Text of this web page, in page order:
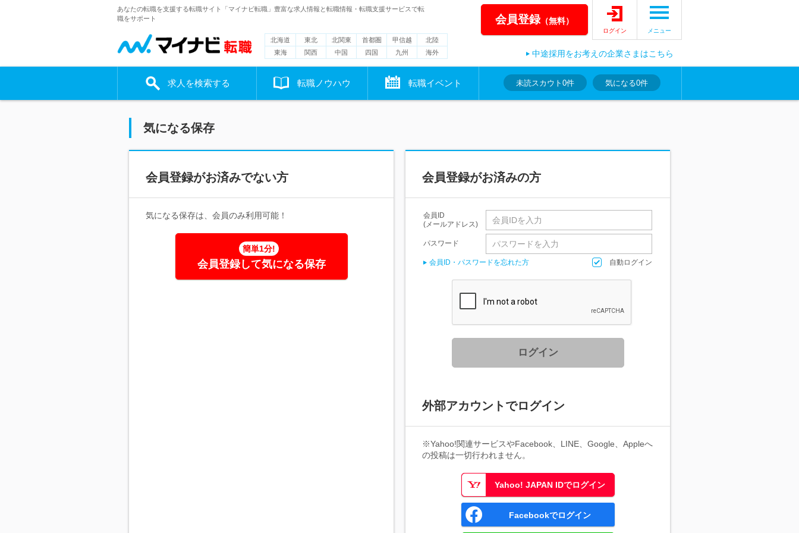
あなたの転職を支援する転職サイト「マイナビ転職」豊富な求人情報と転職情報・転職支援サービスで転
職をサポート
北海道 東北 北関東 首都圏 甲信越
北陸
東海
関西 中国 四国 九州 海外
会員登録（無料）
ログイン メニュー
中途採用をお考えの企業さまはこちら
求人を検索する 転職ノウハウ 転職イベント 未読スカウト 0件 気になる0件
気になる保存
会員登録がお済みでない方
気になる保存は、会員のみ利用可能！
簡単1分!
会員登録して気になる保存
会員登録がお済みの方
会員ID
(メールアドレス)
パスワード
会員ID・パスワードを忘れた方 自動ログイン
ログイン
外部アカウントでログイン
※Yahoo!関連サービスやFacebook、LINE、Google、Appleへ
の投稿は一切行われません。
Yahoo! JAPAN IDでログイン
Facebookでログイン